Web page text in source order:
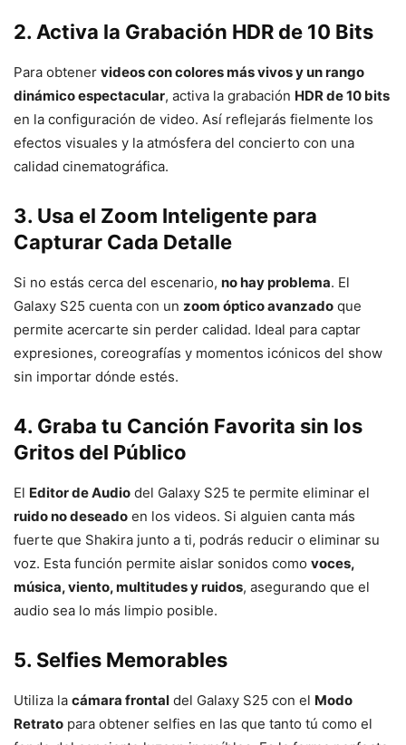
2. Activa la Grabación HDR de 10 Bits
Para obtener videos con colores más vivos y un rango
dinámico espectacular, activa la grabación HDR de 10 bits
en la configuración de video. Así reflejarás fielmente los
efectos visuales y la atmósfera del concierto con una
calidad cinematográfica.
3. Usa el Zoom Inteligente para
Capturar Cada Detalle
Si no estás cerca del escenario, no hay problema. El
Galaxy S25 cuenta con un zoom óptico avanzado que
permite acercarte sin perder calidad. Ideal para captar
expresiones, coreografías y momentos icónicos del show
sin importar dónde estés.
4. Graba tu Canción Favorita sin los
Gritos del Público
El Editor de Audio del Galaxy S25 te permite eliminar el
ruido no deseado en los videos. Si alguien canta más
fuerte que Shakira junto a ti, podrás reducir o eliminar su
voz. Esta función permite aislar sonidos como voces,
música, viento, multitudes y ruidos, asegurando que el
audio sea lo más limpio posible.
5. Selfies Memorables
Utiliza la cámara frontal del Galaxy S25 con el Modo
Retrato para obtener selfies en las que tanto tú como el